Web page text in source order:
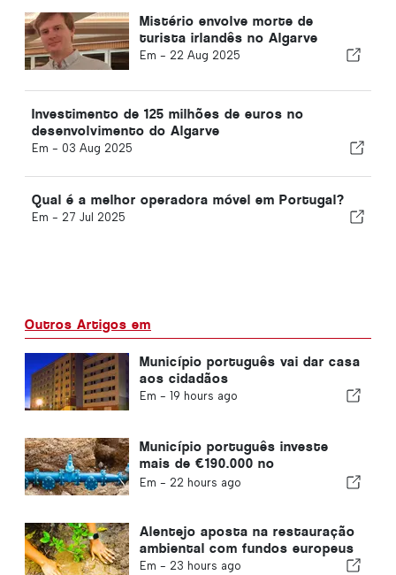
Mistério envolve morte de
turista irlandês no Algarve
Em - 22 Aug 2025
Investimento de 125 milhões de euros no
desenvolvimento do Algarve
Em - 03 Aug 2025
Qual é a melhor operadora móvel em Portugal?
Em - 27 Jul 2025
Outros Artigos em
Município português vai dar casa
aos cidadãos
Em - 19 hours ago
Município português investe
mais de €190.000 no
abastecimento de água
Em - 22 hours ago
Alentejo aposta na restauração
ambiental com fundos europeus
Em - 23 hours ago